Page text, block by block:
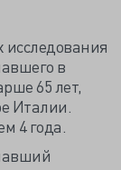
в
65 лет,
Италии.
4 года.